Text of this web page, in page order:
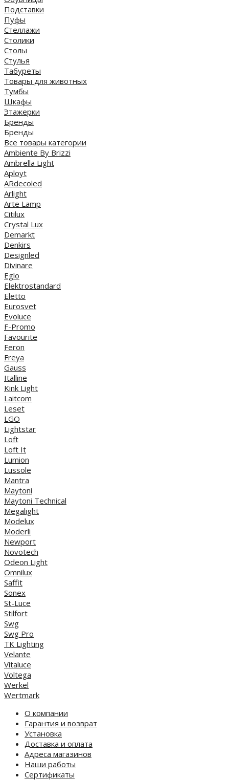
Подставки
Пуфы
Стеллажи
Столики
Столы
Стулья
Табуреты
Товары для животных
Тумбы
Шкафы
Этажерки
Бренды
Бренды
Все товары категории
Ambiente By Brizzi
Ambrella Light
Aployt
ARdecoled
Arlight
Arte Lamp
Citilux
Crystal Lux
Demarkt
Denkirs
Designled
Divinare
Eglo
Elektrostandard
Eletto
Eurosvet
Evoluce
F-Promo
Favourite
Feron
Freya
Gauss
Italline
Kink Light
Laitcom
Leset
LGO
Lightstar
Loft
Loft It
Lumion
Lussole
Mantra
Maytoni
Maytoni Technical
Megalight
Modelux
Moderli
Newport
Novotech
Odeon Light
Omnilux
Saffit
Sonex
St-Luce
Stilfort
Swg
Swg Pro
TK Lighting
Velante
Vitaluce
Voltega
Werkel
Wertmark
О компании
Гарантия и возврат
Установка
Доставка и оплата
Адреса магазинов
Наши работы
Сертификаты